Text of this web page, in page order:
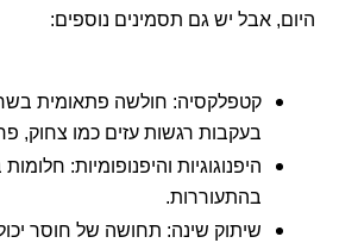
היום, אבל יש גם תסמינים נוספים:
קטפלקסיה: חולשה פתאומית
בעקבות רגשות עזים כמו צחוק,
היפנוגוגיות והיפנופומיות:
בהתעוררות.
שיתוק שינה: תחושה של חוסר